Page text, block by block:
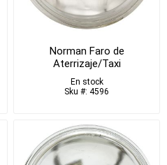
Norman Faro de
Aterrizaje/Taxi
En stock
Sku #: 4596